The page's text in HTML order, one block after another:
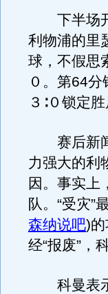
下半场开
利物浦的里
球，不假思
０。第64
３∶０锁定胜
赛后新闻
力强大的利
因。事实上
队。“受灾”
森纳说吧)
经“报废”，
科曼表示